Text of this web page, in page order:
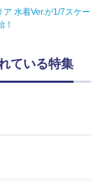
水着Ver.が1/7スケー
ている特集